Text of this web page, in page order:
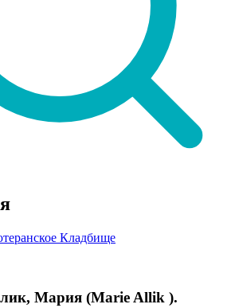
Кладбище
Мария (Marie Allik ).